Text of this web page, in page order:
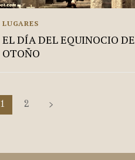
LUGARES
EL DÍA DEL EQUINOCIO DE
OTOÑO
1 2